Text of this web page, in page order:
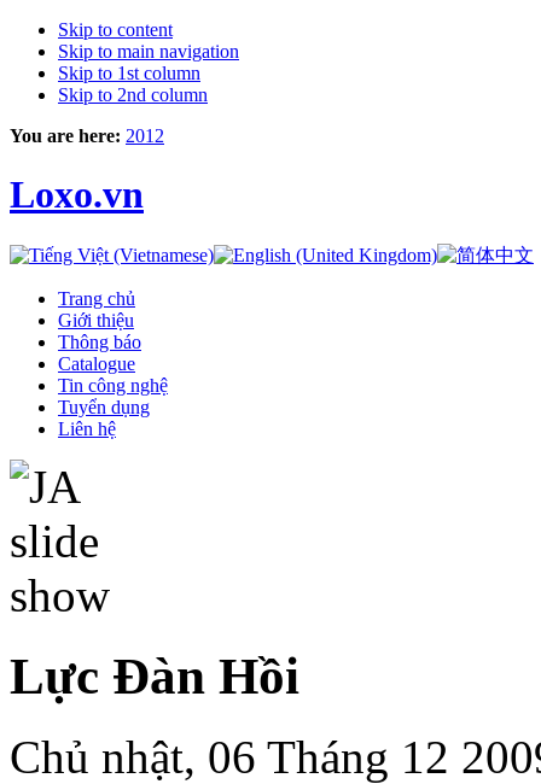
Skip to content
Skip to main navigation
Skip to 1st column
Skip to 2nd column
You are here: 2012
Loxo.vn
Trang chủ
Giới thiệu
Thông báo
Catalogue
Tin công nghệ
Tuyển dụng
Liên hệ
Lực Đàn Hồi
Chủ nhật, 06 Tháng 12